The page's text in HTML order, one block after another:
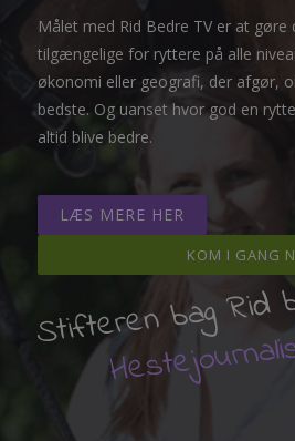
Målet med Rid Bedre TV er at
tilgængelige for ryttere på alle
økonomi eller geografi, der afgør,
bedste. Og uanset hvor god en
altid blive bedre.
LÆS MERE HER
KOM I GANG
Stifteren bag Rid